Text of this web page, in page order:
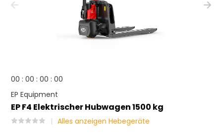
00 :00 :00 :00
EP Equipment
EP F4 Elektrischer Hubwagen 1500 kg
Alles anzeigen Hebegeräte